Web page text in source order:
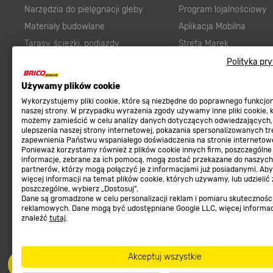
Polityka
Używamy plików cookie
Wykorzystujemy pliki cookie, które są niezbędne do poprawnego
naszej strony. W przypadku wyrażenia zgody używamy inne pliki cookie,
możemy zamieścić w celu analizy danych dotyczących odwiedzających,
ulepszenia naszej strony internetowej, pokazania spersonalizowanych
zapewnienia Państwu wspaniałego doświadczenia na stronie
Ponieważ korzystamy również z plików cookie innych firm, poszczególne
informacje, zebrane za ich pomocą, mogą zostać przekazane do naszych
partnerów, którzy mogą połączyć je z informacjami już posiadanymi.
więcej informacji na temat plików cookie, których używamy, lub udzielić
poszczególne, wybierz „Dostosuj”.
Dane są gromadzone w celu personalizacji reklam i pomiaru
reklamowych. Dane mogą być udostępniane Google LLC, więcej
znaleźć tutaj.
Akceptuj wszystkie
Narzędzia do pielęgnacji gleby
Materiały budowlane
Tarasy, ścieżki, podjazdy
Karma dla psa
Farby wewnętrzne białe
Elektryka
Panele
Elektronarzędzia
Płytki
Panele podłogowe
Płyty OSB/HDF
Program lojalnościowy
Aplikacja Mobilna
Strefa Marek
zgodności towaru z
Program Brico PRO
Regulaminy
Regulaminy
Polityka prywatności